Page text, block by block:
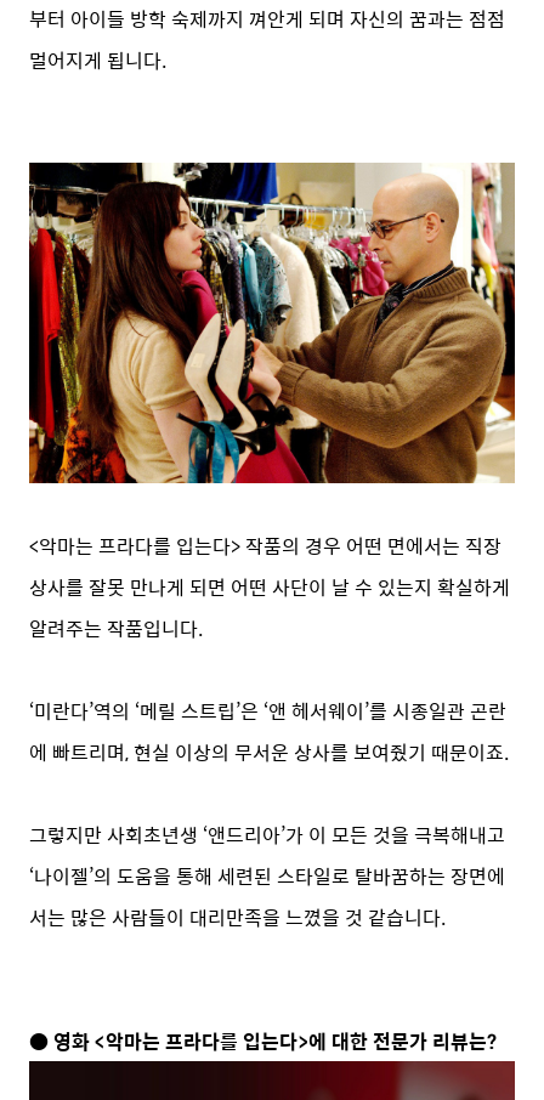
부터 아이들 방학 숙제까지 껴안게 되며 자신의 꿈과는 점점
멀어지게 됩니다.
<악마는 프라다를 입는다> 작품의 경우 어떤 면에서는 직장
상사를 잘못 만나게 되면 어떤 사단이 날 수 있는지 확실하게
알려주는 작품입니다.
‘미란다’역의 ‘메릴 스트립’은 ‘앤 헤서웨이’를 시종일관 곤란
에 빠트리며, 현실 이상의 무서운 상사를 보여줬기 때문이죠.
그렇지만 사회초년생 ‘앤드리아’가 이 모든 것을 극복해내고
‘나이젤’의 도움을 통해 세련된 스타일로 탈바꿈하는 장면에
서는 많은 사람들이 대리만족을 느꼈을 것 같습니다.
● 영화 <악마는 프라다를 입는다>에 대한 전문가 리뷰는?